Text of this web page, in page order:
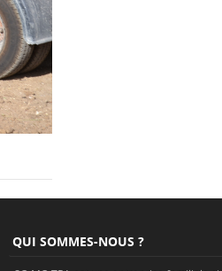
QUI SOMMES-NOUS ?